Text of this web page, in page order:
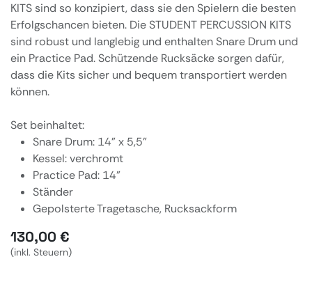
KITS sind so konzipiert, dass sie den Spielern die besten
Erfolgschancen bieten. Die STUDENT PERCUSSION KITS
sind robust und langlebig und enthalten Snare Drum und
ein Practice Pad. Schützende Rucksäcke sorgen dafür,
dass die Kits sicher und bequem transportiert werden
können.
Set beinhaltet:
Snare Drum: 14" x 5,5"
Kessel: verchromt
Practice Pad: 14"
Ständer
Gepolsterte Tragetasche, Rucksackform
130,00 €
(inkl. Steuern)